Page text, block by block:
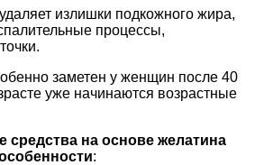
излишки подкожного жира,
процессы,
заметен у женщин после 40
уже начинаются возрастные
средства на основе желатина
: